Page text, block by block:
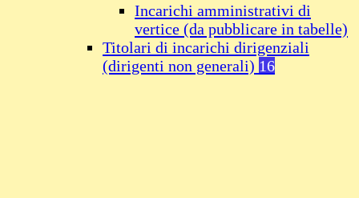
Incarichi amministrativi di
vertice (da pubblicare in tabelle)
Titolari di incarichi dirigenziali
(dirigenti non generali) 16